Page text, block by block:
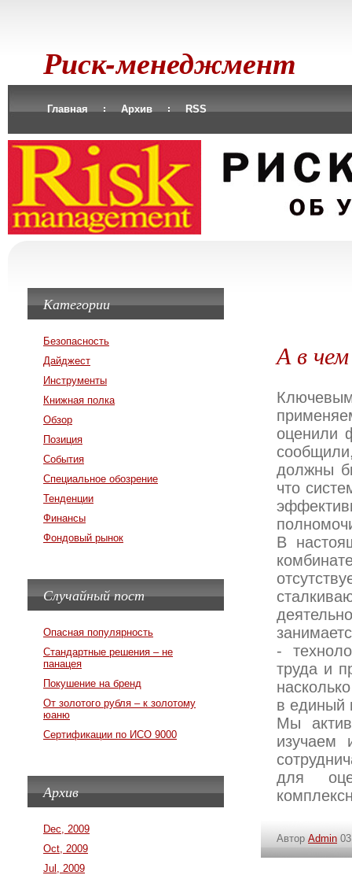
Риск-менеджмент
Главная Архив RSS
А в
оценили
должны
что
В
-
труда и
в единый
Мы
для
Автор Admin
Категории
Безопасность
Дайджест
Инструменты
Книжная полка
Обзор
Позиция
События
Специальное обозрение
Тенденции
Финансы
Фондовый рынок
Случайный пост
Опасная популярность
Стандартные решения – не
панацея
Покушение на бренд
От золотого рубля – к золотому
юаню
Сертификации по ИСО 9000
Архив
Dec, 2009
Oct, 2009
Jul, 2009